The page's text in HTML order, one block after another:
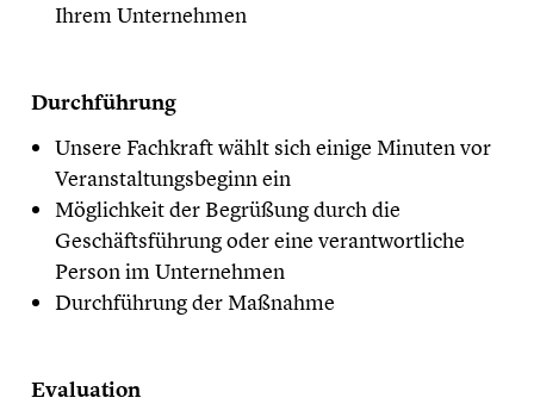
Ihrem Unternehmen
Durchführung
Unsere Fachkraft wählt sich einige Minuten vor
Veranstaltungsbeginn ein
Möglichkeit der Begrüßung durch die
Geschäftsführung oder eine verantwortliche
Person im Unternehmen
Durchführung der Maßnahme
Evaluation